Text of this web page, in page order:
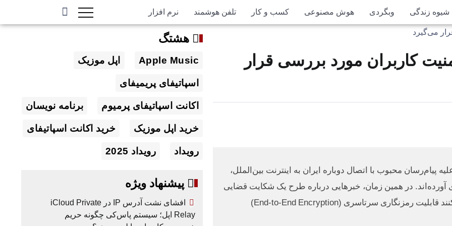
شیوه زندگی وبگردی هوش مصنوعی کسب و کار تلفن هوشمند نرم افزار
کاربران مورد بررسی قرار
محبوب با اتصال دوباره ایران به اینترنت بین‌الملل،
آورده‌اند. در همین زمان، خبرهایی درباره طرح یک شکایت قضایی
علیه این پیام‌رسان به گوش می‌رسد. شاکیان ادعا می‌کنند قابلیت رمزنگاری سرتاسری (End-to-End Encryption)
هشتگ
Apple Music اپل موزیک
اسپاتیفای پریمیفای
اکانت اسپاتیفای پرمیوم برنامه نویسان
خرید اپل موزیک خرید اکانت اسپاتیفای
رویداد رویداد 2025
پیشنهاد ویژه
افشای نشت آدرس IP در iCloud Private
Relay اپل؛ سیستم پاس‌کی چگونه حریم